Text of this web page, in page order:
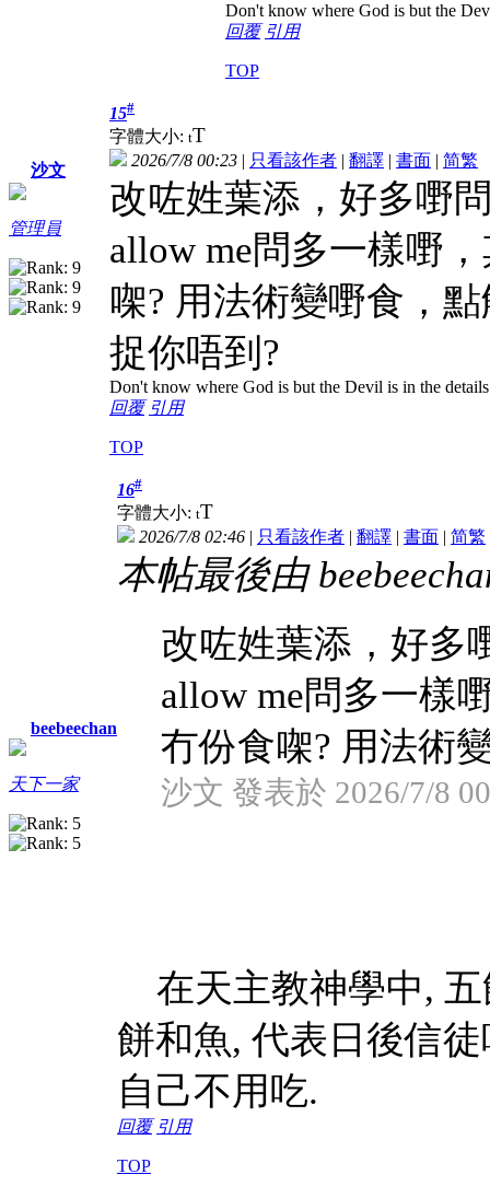
Don't know where God is but the
回覆 引用
TOP
沙文
管理員
15#
字體大小: tT
2026/7/8 00:23 | 只看該作者 | 翻譯 | 書面 | 简繁
改咗姓葉添，好多嘢
allow me問多一樣嘢
㗎? 用法術變嘢食，
捉你唔到?
Don't know where God is but the Devil is in the details
回覆 引用
TOP
beebeechan
天下一家
16#
字體大小: tT
2026/7/8 02:46 | 只看該作者 | 翻譯 | 書面 | 简繁
本帖最後由
改咗姓葉添，好多
allow me問多一樣
冇份食㗎? 用法術
沙文 發表於 2026/7/8
在天主教神學中, 五
餅和魚, 代表日後信
自己不用吃.
回覆 引用
TOP